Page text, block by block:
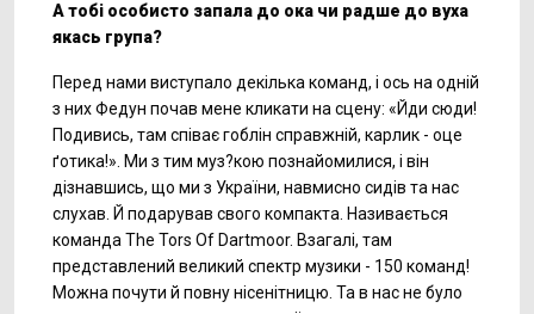
А тобі особисто запала до ока чи радше до вуха
якась група?
Перед нами виступало декілька команд, і ось на одній
з них Федун почав мене кликати на сцену: «Йди сюди!
Подивись, там співає гоблін справжній, карлик - оце
ґотика!». Ми з тим муз?кою познайомилися, і він
дізнавшись, що ми з України, навмисно сидів та нас
слухав. Й подарував свого компакта. Називається
команда The Tors Of Dartmoor. Взагалі, там
представлений великий спектр музики - 150 команд!
Можна почути й повну нісенітницю. Та в нас не було